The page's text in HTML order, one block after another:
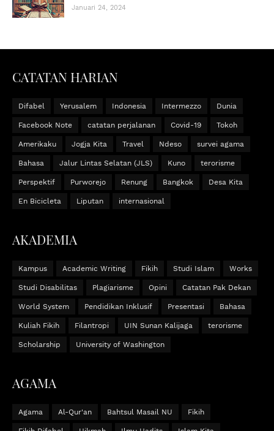
Januari 24, 2024
CATATAN HARIAN
Difabel Yerusalem Indonesia Intermezzo Dunia
Facebook Note catatan perjalanan Covid-19 Tokoh
Amerikaku Jogja Kita Travel Ndeso survei agama
Bahasa Jalur Lintas Selatan (JLS) Kuno terorisme
Perspektif Purworejo Renung Bangkok Desa Kita
En Bicicleta Liputan internasional
AKADEMIA
Kampus Academic Writing Fikih Studi Islam Works
Studi Disabilitas Plagiarisme Opini Catatan Pak Dekan
World System Pendidikan Inklusif Presentasi Bahasa
Kuliah Fikih Filantropi UIN Sunan Kalijaga terorisme
Scholarship University of Washington
AGAMA
Agama Al-Qur'an Bahtsul Masail NU Fikih